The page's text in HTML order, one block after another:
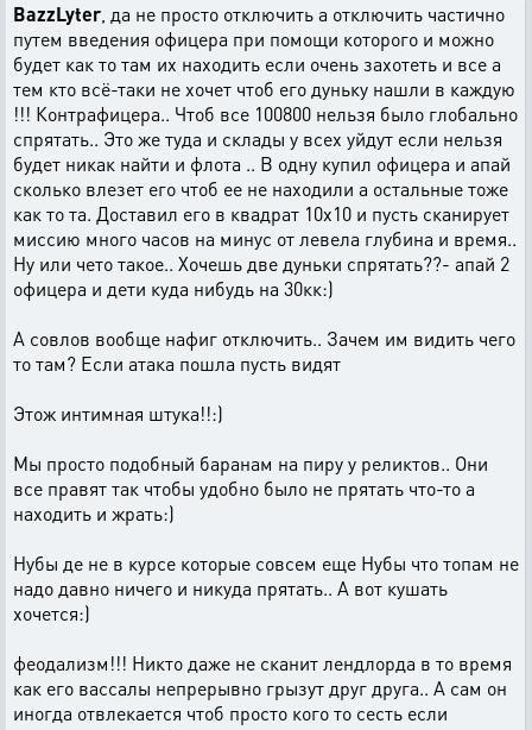
BazzLyter , да не просто отключить а отключить частично
путем введения офицера при помощи которого и можно
будет как то там их находить если очень захотеть и все а
тем кто всё-таки не хочет чтоб его дуньку нашли в каждую
!!! Контрафицера.. Чтоб все 100800 нельзя было глобально
спрятать.. Это же туда и склады у всех уйдут если нельзя
будет никак найти и флота .. В одну купил офицера и апай
сколько влезет его чтоб ее не находили а остальные тоже
как то та. Доставил его в квадрат 10х10 и пусть сканирует
миссию много часов на минус от левела глубина и время..
Ну или чето такое.. Хочешь две дуньки спрятать??- апай 2
офицера и дети куда нибудь на 30кк:)
А совлов вообще нафиг отключить.. Зачем им видить чего
то там? Если атака пошла пусть видят
Этож интимная штука!!:)
Мы просто подобный баранам на пиру у реликтов.. Они
все правят так чтобы удобно было не прятать что-то а
находить и жрать:)
Нубы де не в курсе которые совсем еще Нубы что топам не
надо давно ничего и никуда прятать.. А вот кушать
хочется:)
феодализм!!! Никто даже не сканит лендлорда в то время
как его вассалы непрерывно грызут друг друга.. А сам он
иногда отвлекается чтоб просто кого то сесть если